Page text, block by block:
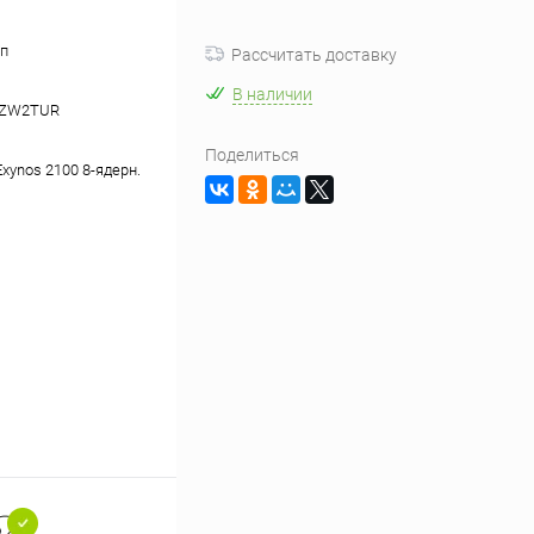
2100 8-ядерн.
Рассчитать доставку
В наличии
Поделиться